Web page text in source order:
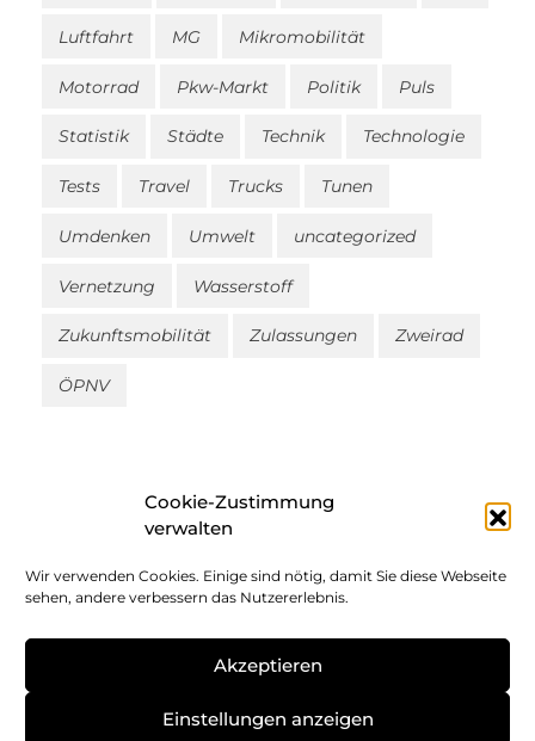
Cookie-Zustimmung
verwalten
Wir verwenden Cookies. Einige sind nötig, damit Sie diese Webseite
sehen, andere verbessern das Nutzererlebnis.
Akzeptieren
Einstellungen anzeigen
Luftfahrt MG Mikromobilität
Motorrad Pkw-Markt Politik Puls
Statistik Städte Technik Technologie
Tests Travel Trucks Tunen
Umdenken Umwelt uncategorized
Vernetzung Wasserstoff
Zukunftsmobilität Zulassungen Zweirad
ÖPNV
Impressum
Datenschutz